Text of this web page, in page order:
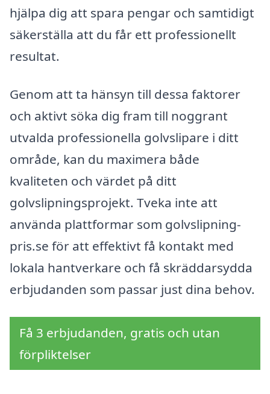
hjälpa dig att spara pengar och samtidigt
säkerställa att du får ett professionellt
resultat.
Genom att ta hänsyn till dessa faktorer
och aktivt söka dig fram till noggrant
utvalda professionella golvslipare i ditt
område, kan du maximera både
kvaliteten och värdet på ditt
golvslipningsprojekt. Tveka inte att
använda plattformar som golvslipning-
pris.se för att effektivt få kontakt med
lokala hantverkare och få skräddarsydda
erbjudanden som passar just dina behov.
Få 3 erbjudanden, gratis och utan
förpliktelser